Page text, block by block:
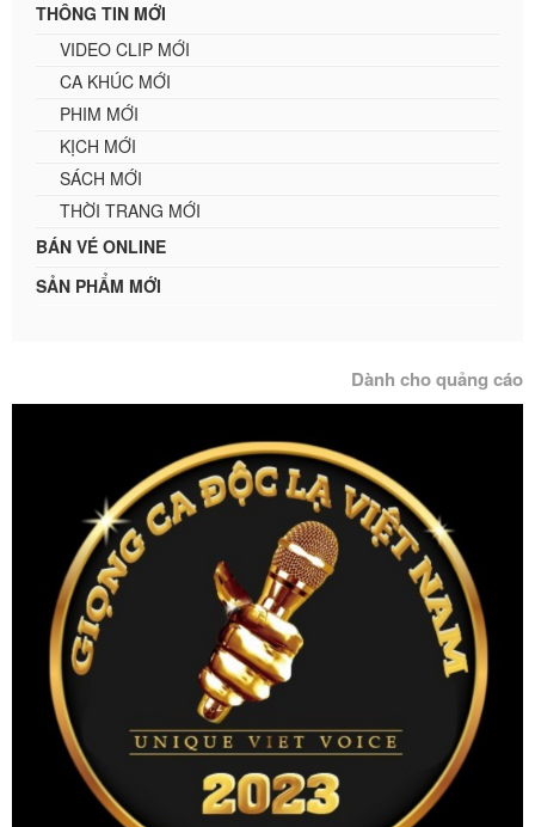
THÔNG TIN MỚI
VIDEO CLIP MỚI
CA KHÚC MỚI
PHIM MỚI
KỊCH MỚI
SÁCH MỚI
THỜI TRANG MỚI
BÁN VÉ ONLINE
SẢN PHẨM MỚI
Dành cho quảng cáo